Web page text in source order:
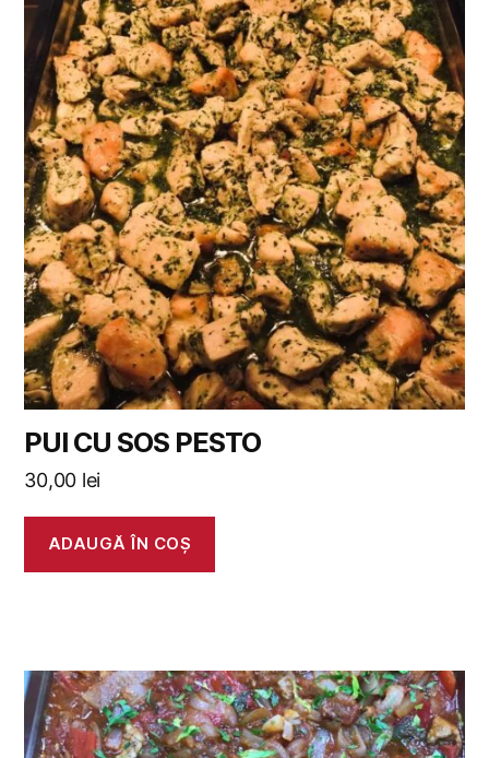
PUI CU SOS PESTO
30,00 lei
ADAUGĂ ÎN COȘ